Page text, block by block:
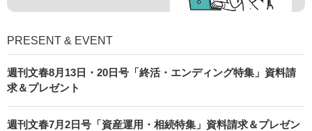
PRESENT & EVENT
週刊文春8月13日・20日号「終活・エンディング特集」資料請
求＆プレゼント
週刊文春7月2日号「資産運用・相続特集」資料請求＆プレゼン